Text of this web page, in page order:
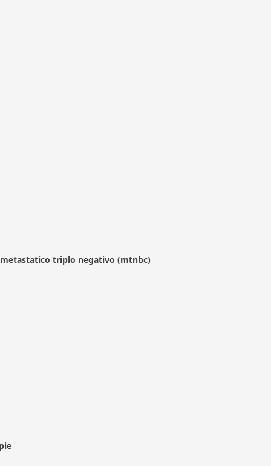
triplo negativo (mtnbc)